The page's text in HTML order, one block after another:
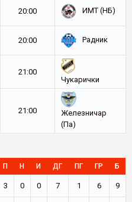
20:00 ИМТ (НБ)
20:00 Радник
21:00
Чукарички
21:00
Железничар
(Па)
П Н И ДГ ПГ ГР Б
3 0 0 7 1 6 9